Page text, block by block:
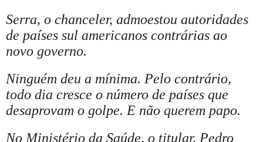
Serra, o chanceler, admoestou autoridades
de países sul americanos contrárias ao
novo governo.
Ninguém deu a mínima. Pelo contrário,
todo dia cresce o número de países que
desaprovam o golpe. E não querem papo.
No Ministério da Saúde, o titular, Pedro